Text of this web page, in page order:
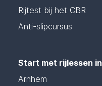
Rijtest bij het CBR
Anti-slipcursus
Start met rijlessen in
Arnhem